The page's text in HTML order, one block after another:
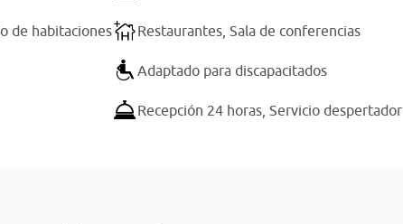
de habitaciones Restaurantes, Sala de conferencias
Adaptado para discapacitados
Recepción 24 horas, Servicio despertador